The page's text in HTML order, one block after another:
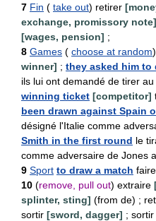
7 Fin ( take out) retirer
exchange, promissory note]
[wages, pension] ;
8 Games ( choose at random
winner] ; they asked him to
ils lui ont demandé de tirer
winning ticket [competitor]
been drawn against Spain
désigné l'Italie comme
Smith in the first round le
comme adversaire de Jones
9 Sport to draw a match
10 (remove, pull out) extraire
splinter, sting] (from de) ;
sortir [sword, dagger] ; sortir